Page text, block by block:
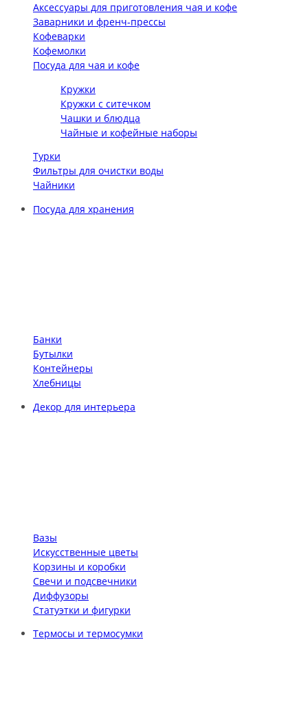
Аксессуары для приготовления чая и кофе
Заварники и френч-прессы
Кофеварки
Кофемолки
Посуда для чая и кофе
Кружки
Кружки с ситечком
Чашки и блюдца
Чайные и кофейные наборы
Турки
Фильтры для очистки воды
Чайники
Посуда для хранения
Банки
Бутылки
Контейнеры
Хлебницы
Декор для интерьера
Вазы
Искусственные цветы
Корзины и коробки
Свечи и подсвечники
Диффузоры
Статуэтки и фигурки
Термосы и термосумки